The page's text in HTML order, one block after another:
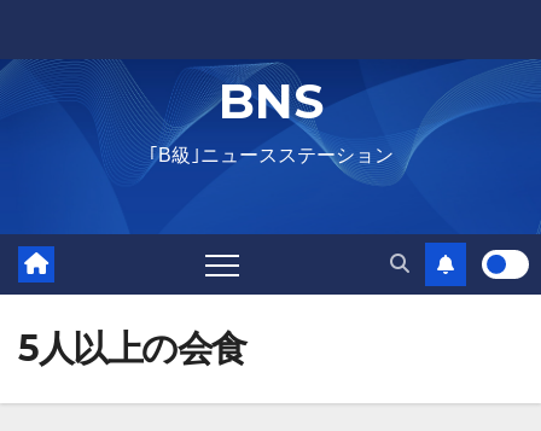
BNS
｢B級｣ニュースステーション
5人以上の会食